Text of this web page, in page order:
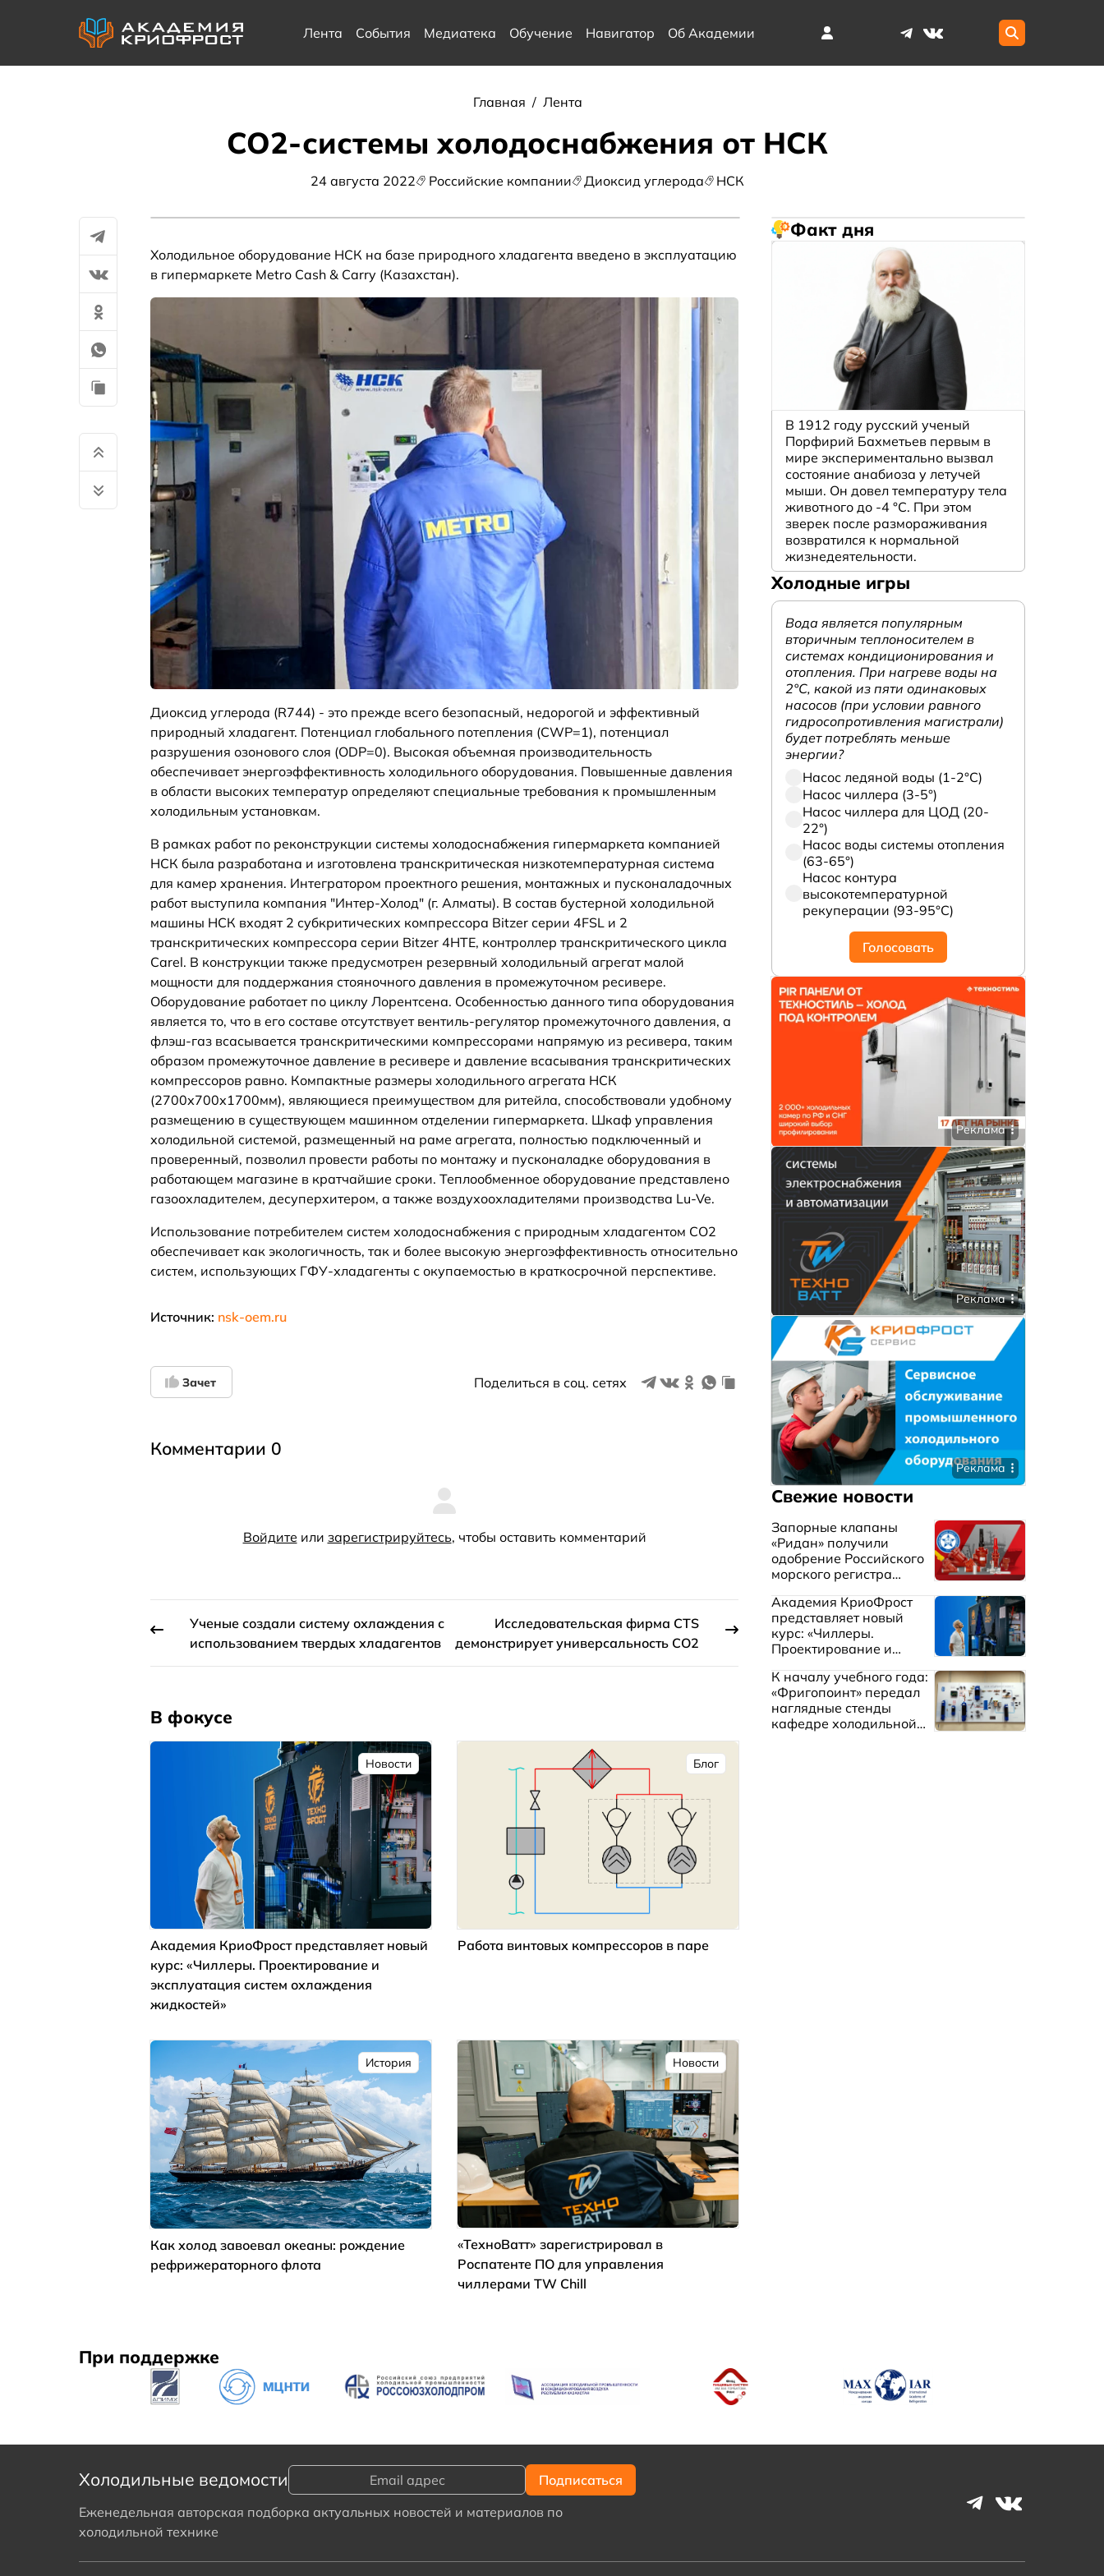
Лента События Медиатека Обучение Навигатор Об Академии
Главная / Лента
СО2-системы холодоснабжения от НСК
24 августа 2022 Российские компании Диоксид углерода НСК
Холодильное оборудование НСК на базе природного хладагента введено в эксплуатацию
в гипермаркете Metro Cash & Carry (Казахстан).
Диоксид углерода (R744) - это прежде всего безопасный, недорогой и эффективный
природный хладагент. Потенциал глобального потепления (CWP=1), потенциал
разрушения озонового слоя (ODP=0). Высокая объемная производительность
обеспечивает энергоэффективность холодильного оборудования. Повышенные давления
в области высоких температур определяют специальные требования к промышленным
холодильным установкам.
В рамках работ по реконструкции системы холодоснабжения гипермаркета компанией
НСК была разработана и изготовлена транскритическая низкотемпературная система
для камер хранения. Интегратором проектного решения, монтажных и пусконаладочных
работ выступила компания "Интер-Холод" (г. Алматы). В состав бустерной холодильной
машины НСК входят 2 субкритических компрессора Bitzer серии 4FSL и 2
транскритических компрессора серии Bitzer 4HTE, контроллер транскритического цикла
Carel. В конструкции также предусмотрен резервный холодильный агрегат малой
мощности для поддержания стояночного давления в промежуточном ресивере.
Оборудование работает по циклу Лорентсена. Особенностью данного типа оборудования
является то, что в его составе отсутствует вентиль-регулятор промежуточного давления, а
флэш-газ всасывается транскритическими компрессорами напрямую из ресивера, таким
образом промежуточное давление в ресивере и давление всасывания транскритических
компрессоров равно. Компактные размеры холодильного агрегата НСК
(2700х700х1700мм), являющиеся преимуществом для ритейла, способствовали удобному
размещению в существующем машинном отделении гипермаркета. Шкаф управления
холодильной системой, размещенный на раме агрегата, полностью подключенный и
проверенный, позволил провести работы по монтажу и пусконаладке оборудования в
работающем магазине в кратчайшие сроки. Теплообменное оборудование представлено
газоохладителем, десуперхитером, а также воздухоохладителями производства Lu-Ve.
Использование потребителем систем холодоснабжения с природным хладагентом СО2
обеспечивает как экологичность, так и более высокую энергоэффективность относительно
систем, использующих ГФУ-хладагенты с окупаемостью в краткосрочной перспективе.
Источник: nsk-oem.ru
Зачет Поделиться в соц. сетях
Комментарии 0
Войдите или зарегистрируйтесь, чтобы оставить комментарий
Ученые создали систему охлаждения с
использованием твердых хладагентов
Исследовательская фирма CTS
демонстрирует универсальность CO2
В фокусе
Новости
Академия КриоФрост представляет новый
курс: «Чиллеры. Проектирование и
эксплуатация систем охлаждения
жидкостей»
Блог
Работа винтовых компрессоров в паре
История
Как холод завоевал океаны: рождение
рефрижераторного флота
Новости
«ТехноВатт» зарегистрировал в
Роспатенте ПО для управления
чиллерами TW Chill
Факт дня
В 1912 году русский ученый
Порфирий Бахметьев первым в
мире экспериментально вызвал
состояние анабиоза у летучей
мыши. Он довел температуру тела
животного до -4 °C. При этом
зверек после размораживания
возвратился к нормальной
жизнедеятельности.
Холодные игры
Вода является популярным
вторичным теплоносителем в
системах кондиционирования и
отопления. При нагреве воды на
2°С, какой из пяти одинаковых
насосов (при условии равного
гидросопротивления магистрали)
будет потреблять меньше
энергии?
Насос ледяной воды (1-2°С)
Насос чиллера (3-5°)
Насос чиллера для ЦОД (20-
22°)
Насос воды системы отопления
(63-65°)
Насос контура
высокотемпературной
рекуперации (93-95°С)
Голосовать
Реклама
Реклама
Реклама
Свежие новости
Запорные клапаны
«Ридан» получили
одобрение Российского
морского регистра
Академия КриоФрост
представляет новый
курс: «Чиллеры.
Проектирование и
охлаждения жидкостей»
К началу учебного года:
«Фригопоинт» передал
наглядные стенды
кафедре холодильной
При поддержке
Холодильные ведомости
Еженедельная авторская подборка актуальных новостей и материалов по
холодильной технике